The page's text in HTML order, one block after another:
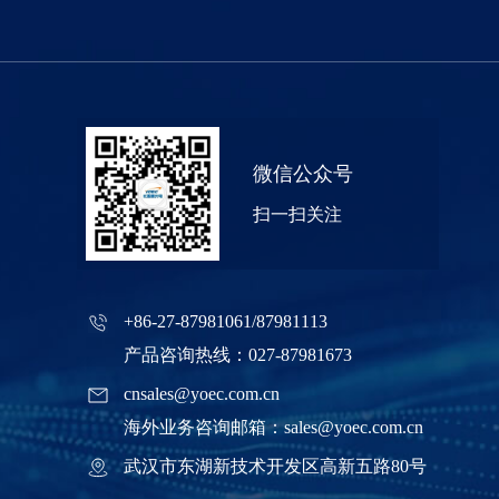
微信公众号
扫一扫关注
+86-27-87981061/87981113
产品咨询热线：027-87981673
cnsales@yoec.com.cn
海外业务咨询邮箱：sales@yoec.com.cn
武汉市东湖新技术开发区高新五路80号